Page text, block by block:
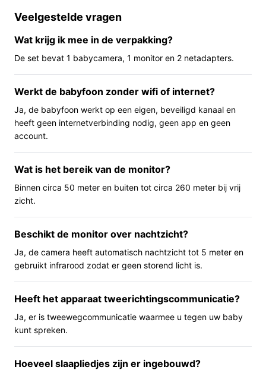
Wat je in de praktijk merkt
In huis gebruik je de monitor rechtstreeks: de camera
zendt beeld naar het bijgeleverde scherm zonder
tussenkomst van internet. Volgens de gegevens is er
binnen circa 50 meter bereik in woningen en tot circa
260 meter buiten bij vrij zicht. Nachtzicht schakelt
automatisch bij weinig licht en werkt tot ongeveer 5
meter, zodat je ook in het donker zwart‑witbeelden kunt
slaapliedjes afspelen. De monitor toont daarnaast de
kamertemperatuur.
Belangrijkste voordelen
Deze babyfoon levert gebruiksgemak en privacy zonder
ingewikkelde installatie.
signaal binnen een eigen kanaal blijft.
Eenvoudige bediening: beeld op een klein,
draagbaar 2 inch‑scherm en directe
tweewegcommunicatie om gerust te stellen zonder
telefoon.
Veelgestelde vragen
Wat krijg ik mee in de verpakking?
De set bevat 1 babycamera, 1 monitor en 2 netadapters.
Werkt de babyfoon zonder wifi of internet?
Ja, de babyfoon werkt op een eigen, beveiligd kanaal en
heeft geen internetverbinding nodig, geen app en geen
account.
Wat is het bereik van de monitor?
Binnen circa 50 meter en buiten tot circa 260 meter bij vrij
zicht.
Beschikt de monitor over nachtzicht?
Ja, de camera heeft automatisch nachtzicht tot 5 meter en
gebruikt infrarood zodat er geen storend licht is.
Heeft het apparaat tweerichtingscommunicatie?
Ja, er is tweewegcommunicatie waarmee u tegen uw baby
kunt spreken.
Hoeveel slaapliedjes zijn er ingebouwd?